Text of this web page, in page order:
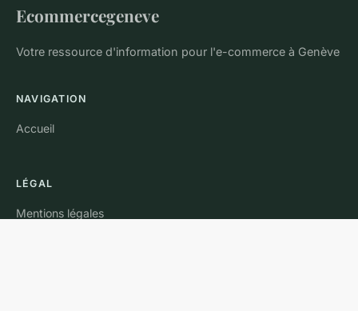
Ecommercegeneve
Votre ressource d'information pour l'e-commerce à Genève
NAVIGATION
Accueil
LÉGAL
Mentions légales